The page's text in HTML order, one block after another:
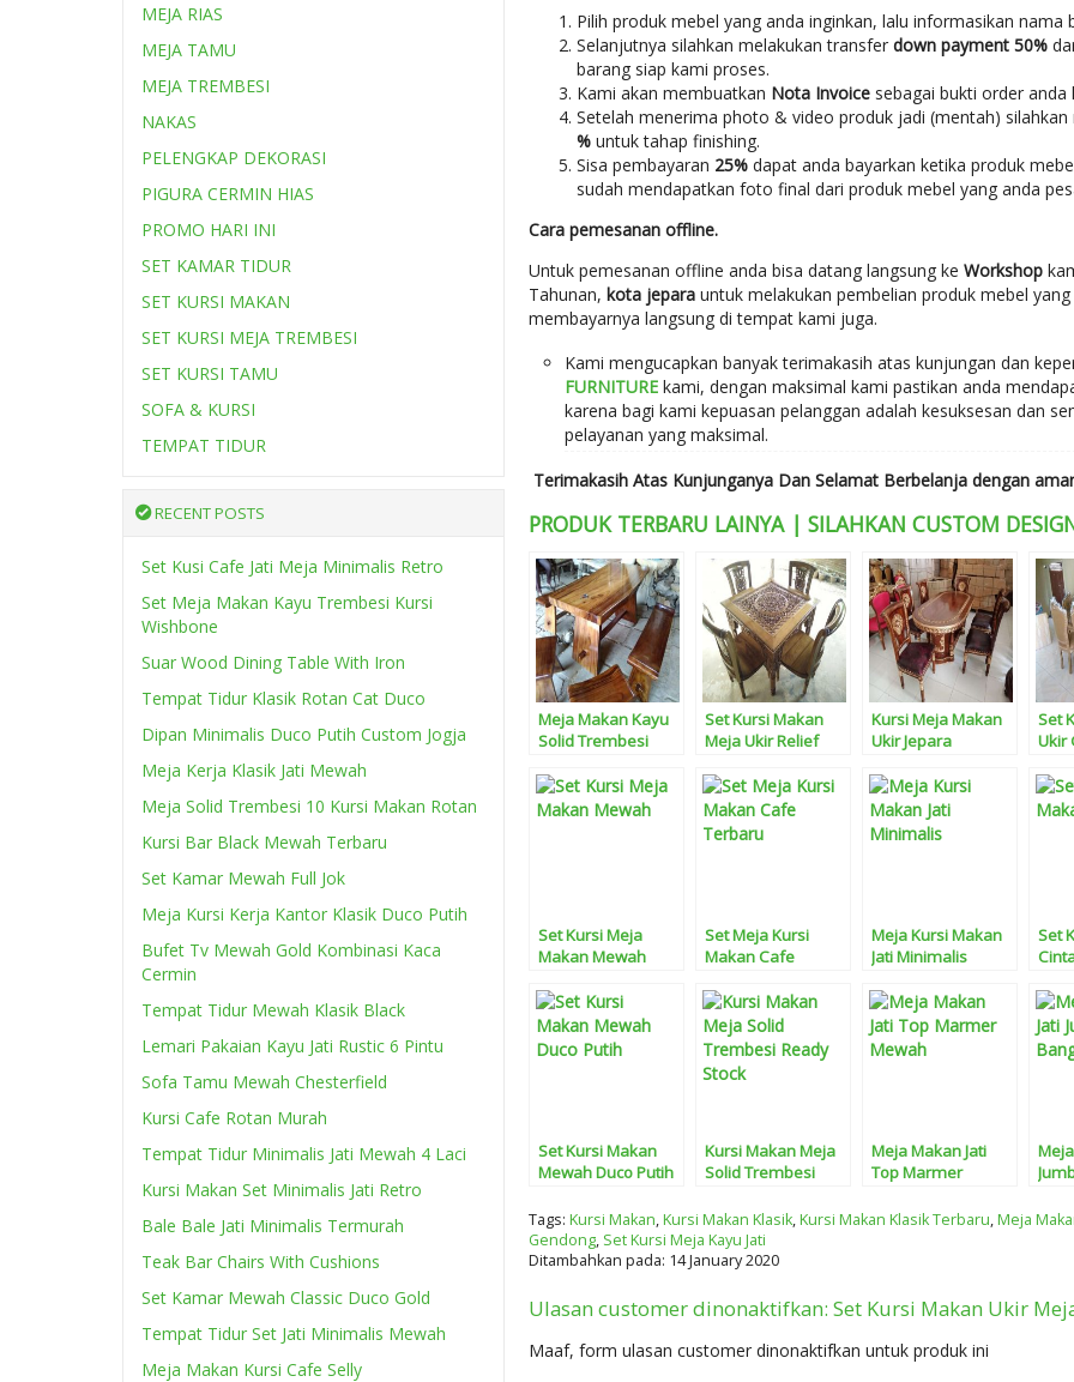
Pilih produk mebel yang anda inginkan, lalu informasikan
Selanjutnya silahkan melakukan transferdown payment 50%
barang siap kami proses.
Kami akan membuatkan Nota Invoice sebagai bukti order anda
Setelah menerima photo & video produk jadi (mentah)
% untuk tahap finishing.
Sisa pembayaran 25%dapat anda bayarkan ketika produk
sudah mendapatkan foto final dari produk mebel yang anda
Cara pemesanan offline.
Untuk pemesanan offline anda bisa datang langsung ke Workshop
Tahunan, kota jepara untuk melakukan pembelian produk mebel
membayarnya langsung di tempat kami juga.
Kami mengucapkan banyak terimakasih atas kunjungan dan
FURNITURE kami, dengan maksimal kami pastikan anda
karena bagi kami kepuasan pelanggan adalah kesuksesan dan
pelayanan yang maksimal.
Terimakasih Atas Kunjunganya Dan Selamat Berbelanja dengan
PRODUK TERBARU LAINYA | SILAHKAN CUSTOM
Meja Makan Kayu
Solid Trembesi
Set Kursi Makan
Meja Ukir Relief
Kursi Meja Makan
Ukir Jepara
Set
Ukir
Set Kursi Meja
Makan Mewah
Set Meja Kursi
Makan Cafe
Meja Kursi Makan
Jati Minimalis
Set
Set Kursi Makan
Mewah Duco Putih
Kursi Makan Meja
Solid Trembesi
Meja Makan Jati
Top Marmer
Tags:Kursi Makan,Kursi Makan Klasik,Kursi Makan Klasik Terbaru,Meja
Gendong, Set Kursi Meja Kayu Jati
Ditambahkan pada: 14 January 2020
Ulasan customer dinonaktifkan: Set Kursi Makan Ukir
Maaf, form ulasan customer dinonaktifkan untuk produk ini
MEJA RIAS
MEJA TAMU
MEJA TREMBESI
NAKAS
PELENGKAP DEKORASI
PIGURA CERMIN HIAS
PROMO HARI INI
SET KAMAR TIDUR
SET KURSI MAKAN
SET KURSI MEJA TREMBESI
SET KURSI TAMU
SOFA & KURSI
TEMPAT TIDUR
RECENT POSTS
Set Kusi Cafe Jati Meja Minimalis Retro
Set Meja Makan Kayu Trembesi Kursi
Wishbone
Suar Wood Dining Table With Iron
Tempat Tidur Klasik Rotan Cat Duco
Dipan Minimalis Duco Putih Custom Jogja
Meja Kerja Klasik Jati Mewah
Meja Solid Trembesi 10 Kursi Makan Rotan
Kursi Bar Black Mewah Terbaru
Set Kamar Mewah Full Jok
Meja Kursi Kerja Kantor Klasik Duco Putih
Bufet Tv Mewah Gold Kombinasi Kaca
Cermin
Tempat Tidur Mewah Klasik Black
Lemari Pakaian Kayu Jati Rustic 6 Pintu
Sofa Tamu Mewah Chesterfield
Kursi Cafe Rotan Murah
Tempat Tidur Minimalis Jati Mewah 4 Laci
Kursi Makan Set Minimalis Jati Retro
Bale Bale Jati Minimalis Termurah
Teak Bar Chairs With Cushions
Set Kamar Mewah Classic Duco Gold
Tempat Tidur Set Jati Minimalis Mewah
Meja Makan Kursi Cafe Selly